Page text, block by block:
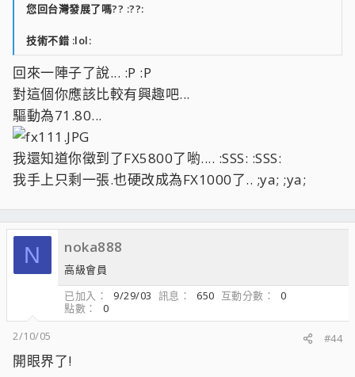
您回台灣發展了嗎?? :??:
技術不錯 :lol:
回來一陣子了說... :P :P
對這個你應該比較有興趣吧...
驅動為71.80...
我還知道你徵到了FX5800了喲.... :SSS: :SSS:
我手上只剩一張.也硬改成為FX1000了.. ;ya; ;ya;
N noka888
高級會員
已加入
9/29/03 訊息 650 互動分數
0
點數
0
2/10/05
#44
開眼界了!